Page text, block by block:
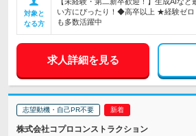
対象と
なる方
い方にぴったり！◆高卒以上 ★経験ゼロ
も多数活躍中
求人詳細を見る
志望動機・自己PR不要
株式会社コプロコンストラクション